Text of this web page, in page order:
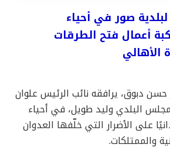
صور في أحياء
أعمال فتح الطرقات
الأهالي
دبوق، يرافقه نائب الرئيس علوان
البلدي وليد طويل، في أحياء
على الأضرار التي خلّفها العدوان
والممتلكات.